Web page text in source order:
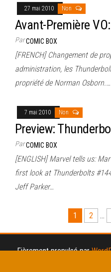
27 mai 2010 Non
Avant-Première
ParCOMIC BOX
[FRENCH] Changement de
administration, les
propriété de Norman Osborn.…
7 mai 2010 Non
Preview:
ParCOMIC BOX
[ENGLISH] Marvel tells us:
first look at Thunderbolts
Jeff Parker…
des
publications
1 2 …
Fièrement propulsé par